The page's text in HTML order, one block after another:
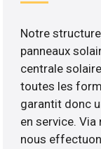
Notre
panneaux
centrale
toutes les
garantit donc
en service.
nous